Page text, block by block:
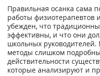
Правильная осанка сама
работы физиотерапевтов
убежден, что
эффективны, и что они
школьных руководителей.
методы слишком
действительности
которые анализируют и